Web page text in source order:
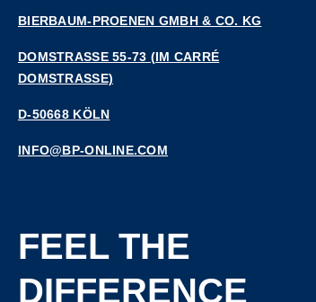
BIERBAUM-PROENEN GMBH & CO. KG
DOMSTRASSE 55-73 (IM CARRÉ D
OMSTRASSE)
D-50668 KÖLN
INFO@BP-ONLINE.COM
FEEL THE
DIFFERENCE